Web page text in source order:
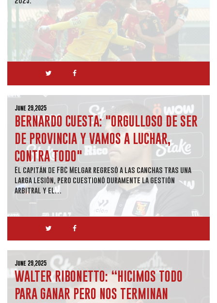
June 29,2025
BERNARDO CUESTA: "ORGULLOSO DE SER
DE PROVINCIA Y VAMOS A LUCHAR,
CONTRA TODO"
El capitán de FBC Melgar regresó a las canchas tras una
larga lesión, pero cuestionó duramente la gestión
arbitral y el…
June 29,2025
WALTER RIBONETTO: “HICIMOS TODO
PARA GANAR PERO NOS TERMINAN